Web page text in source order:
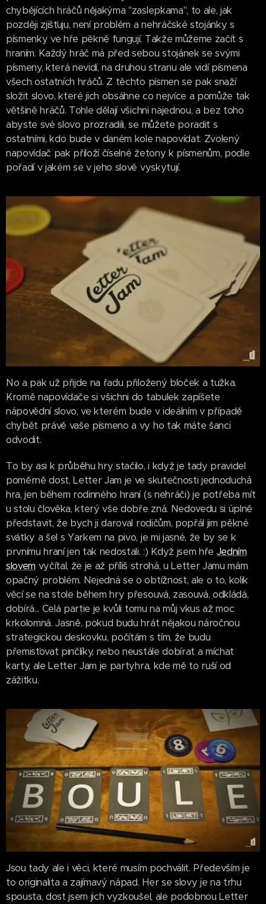
chybějících hráčů nějakýma "zaslepkama", to ale, jak
později zjišťuju, není problém a nehráčské stojánky s
písmenky ve hře pěkně fungují. Takže můžeme začít s
hraním. Každý hráč má před sebou stojánek se svými
písmeny, která nevidí, na druhou stranu ale vidí písmena
všech ostatních hráčů. Z těchto písmen se pak snaží
složit slovo, které jich obsáhne co nejvíce a pomůže tak
většině hráčů. Tohle dělají všichni najednou, a bez toho
abyste své slovo prozradili, se můžete poradit s
ostatními, kdo bude v daném kole napovídat. Zvolený
napovídač pak přiloží číselné žetony k písmenům, podle
pořadí v jakém se v jeho slově vyskytují.
No a pak už přijde na řadu přiložený bloček a tužka.
Kromě napovídače si všichni do tabulek zapíšete
nápovědní slovo, ve kterém bude v ideálním v případě
chybět právě vaše písmeno a vy ho tak máte šanci
odvodit.
To by asi k průběhu hry stačilo, i když je tady pravidel
poměrně dost, Letter Jam je ve skutečnosti jednoduchá
hra, jen během rodinného hraní (s nehráči) je potřeba mít
u stolu člověka, který vše dobře zná. Nedovedu si úplně
představit, že bych ji daroval rodičům, popřál jim pěkné
svátky a šel s Yarkem na pivo, je mi jasné, že by se k
prvnímu hraní jen tak nedostali. :) Když jsem hře Jedním
slovem vyčítal, že je až příliš strohá, u Letter Jamu mám
opačný problém. Nejedná se o obtížnost, ale o to, kolik
věcí se na stole během hry přesouvá, zasouvá, odkládá,
dobírá... Celá partie je kvůli tomu na můj vkus až moc
krkolomná. Jasně, pokud budu hrát nějakou náročnou
strategickou deskovku, počítám s tím, že budu
přemisťovat pinčlíky, nebo neustále dobírat a míchat
karty, ale Letter Jam je partyhra, kde mě to ruší od
zážitku.
Jsou tady ale i věci, které musím pochválit. Především je
to originalita a zajímavý nápad. Her se slovy je na trhu
spousta, dost jsem jich vyzkoušel, ale podobnou Letter